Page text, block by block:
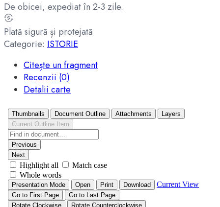
De obicei, expediat în 2-3 zile.
Plată sigură și protejată
Categorie: ISTORIE
Citește un fragment
Recenzii (0)
Detalii carte